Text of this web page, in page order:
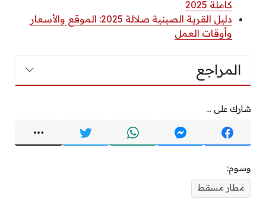
كاملة 2025
دليل القرية الصينية صلالة 2025: الموقع والأسعار
وأوقات العمل
المراجع
شارك على ...
وسوم:
مطار مسقط